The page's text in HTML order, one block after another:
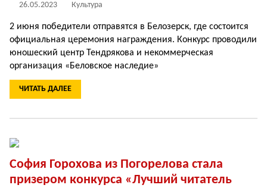
26.05.2023 Культура
2 июня победители отправятся в Белозерск, где состоится
официальная церемония награждения. Конкурс проводили
юношеский центр Тендрякова и некоммерческая
организация «Беловское наследие»
ЧИТАТЬ ДАЛЕЕ
София Горохова из Погорелова стала
призером конкурса «Лучший читатель